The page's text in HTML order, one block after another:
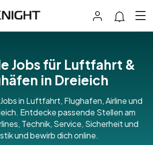
Jobs für Luftfahrt &
in Dreieich
in Luftfahrt, Flughafen, Airline und
Entdecke passende Stellen am
Technik, Service, Sicherheit und
und bewirb dich online.